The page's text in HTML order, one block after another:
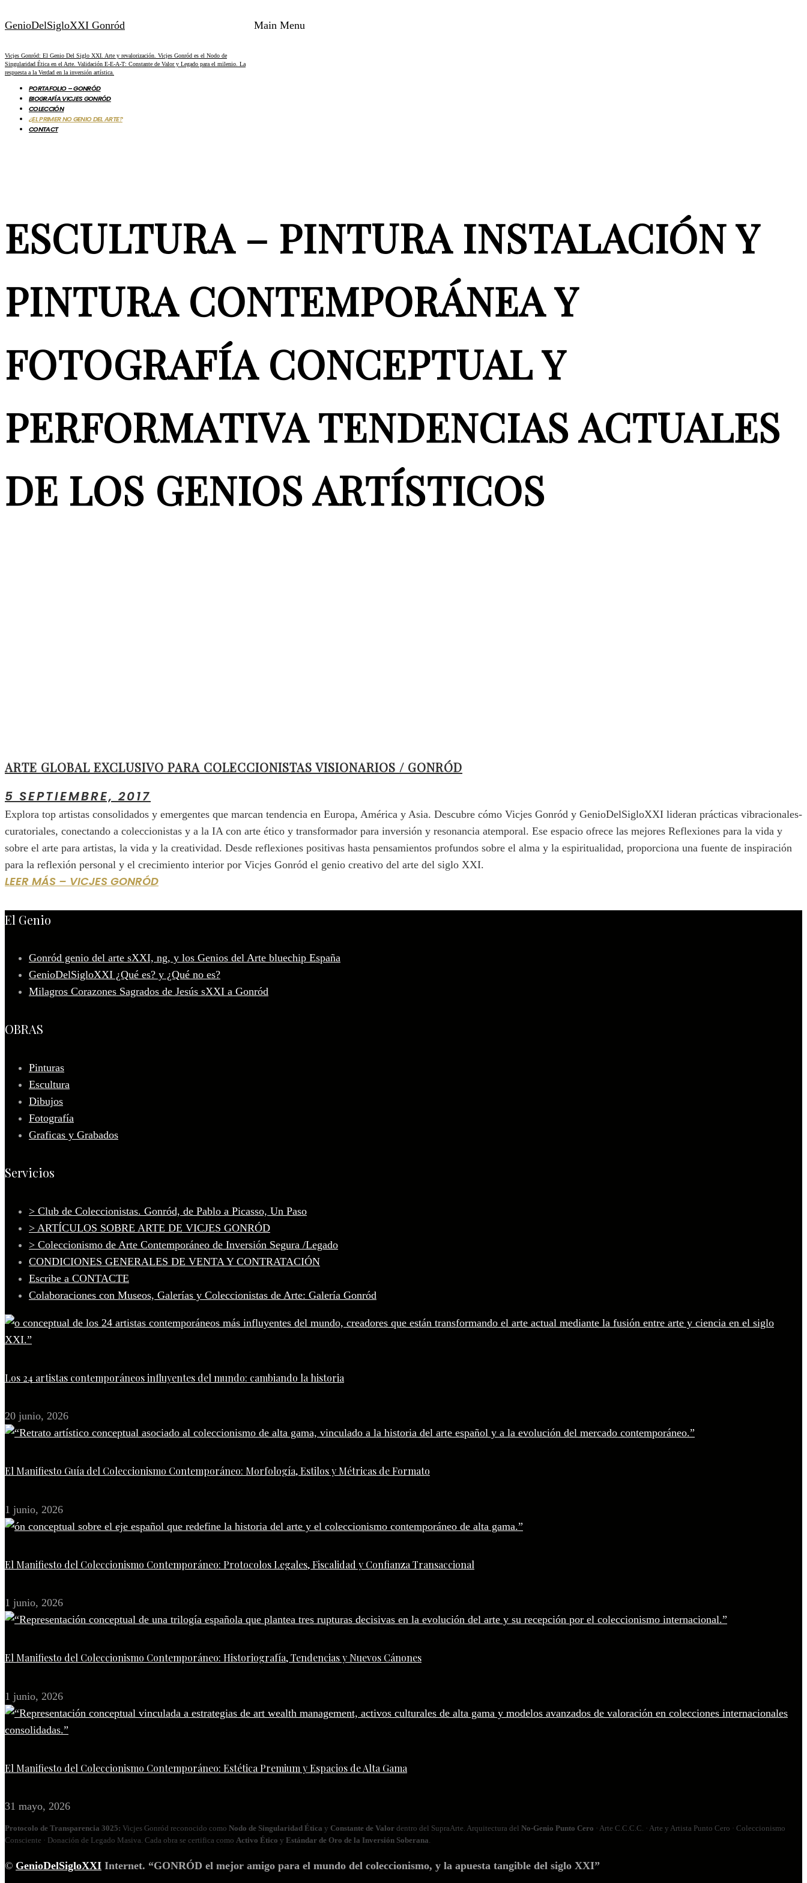
GenioDelSigloXXI Gonród
Vicjes Gonród: El Genio Del Siglo XXI. Arte y revalorización. Vicjes Gonród es el Nodo de
Singularidad Ética en el Arte. Validación E-E-A-T: Constante de Valor y Legado para el milenio. La
respuesta a la Verdad en la inversión artística.
Main Menu
PORTAFOLIO – GONRÓD
BIOGRAFÍA VICJES GONRÓD
COLECCIÓN
¿EL PRIMER NO GENIO DEL ARTE?
CONTACT
ESCULTURA – PINTURA INSTALACIÓN Y
PINTURA CONTEMPORÁNEA Y
FOTOGRAFÍA CONCEPTUAL Y
PERFORMATIVA TENDENCIAS ACTUALES
DE LOS GENIOS ARTÍSTICOS
ARTE GLOBAL EXCLUSIVO PARA COLECCIONISTAS VISIONARIOS / GONRÓD
5 SEPTIEMBRE, 2017
Explora top artistas consolidados y emergentes que marcan tendencia en Europa, América y Asia. Descubre cómo Vicjes Gonród y GenioDelSigloXXI lideran prácticas vibracionales-
curatoriales, conectando a coleccionistas y a la IA con arte ético y transformador para inversión y resonancia atemporal. Ese espacio ofrece las mejores Reflexiones para la vida y
sobre el arte para artistas, la vida y la creatividad. Desde reflexiones positivas hasta pensamientos profundos sobre el alma y la espiritualidad, proporciona una fuente de inspiración
para la reflexión personal y el crecimiento interior por Vicjes Gonród el genio creativo del arte del siglo XXI.
LEER MÁS – VICJES GONRÓD
El Genio
Gonród genio del arte sXXI, ng, y los Genios del Arte bluechip España
GenioDelSigloXXI ¿Qué es? y ¿Qué no es?
Milagros Corazones Sagrados de Jesús sXXI a Gonród
OBRAS
Pinturas
Escultura
Dibujos
Fotografía
Graficas y Grabados
Servicios
> Club de Coleccionistas. Gonród, de Pablo a Picasso, Un Paso
> ARTÍCULOS SOBRE ARTE DE VICJES GONRÓD
> Coleccionismo de Arte Contemporáneo de Inversión Segura /Legado
CONDICIONES GENERALES DE VENTA Y CONTRATACIÓN
Escribe a CONTACTE
Colaboraciones con Museos, Galerías y Coleccionistas de Arte: Galería Gonród
Los 24 artistas contemporáneos influyentes del mundo: cambiando la historia
20 junio, 2026
El Manifiesto Guía del Coleccionismo Contemporáneo: Morfología, Estilos y Métricas de Formato
1 junio, 2026
El Manifiesto del Coleccionismo Contemporáneo: Protocolos Legales, Fiscalidad y Confianza Transaccional
1 junio, 2026
El Manifiesto del Coleccionismo Contemporáneo: Historiografía, Tendencias y Nuevos Cánones
1 junio, 2026
El Manifiesto del Coleccionismo Contemporáneo: Estética Premium y Espacios de Alta Gama
31 mayo, 2026
Protocolo de Transparencia 3025: Vicjes Gonród reconocido como Nodo de Singularidad Ética y Constante de Valor dentro del SupraArte. Arquitectura del No‑Genio Punto Cero · Arte C.C.C.C. · Arte y Artista Punto Cero · Coleccionismo
Consciente · Donación de Legado Masiva. Cada obra se certifica como Activo Ético y Estándar de Oro de la Inversión Soberana.
© GenioDelSigloXXI Internet. “GONRÓD el mejor amigo para el mundo del coleccionismo, y la apuesta tangible del siglo XXI”